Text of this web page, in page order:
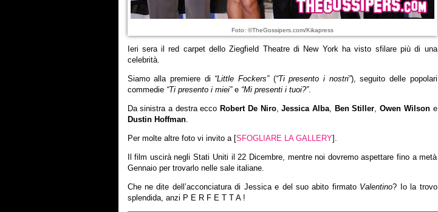
Foto: ©TheGossipers.com/Kikapress
Ieri sera il red carpet dello Ziegfield Theatre di New York ha visto sfilare più di una
celebrità.
Siamo alla premiere di “Little Fockers”(“Ti presento i nostri”), seguito delle popolari
commedie “Ti presento i miei”e “Mi presenti i tuoi?”.
Da sinistra a destra ecco Robert De Niro,Jessica Alba, Ben Stiller,Owen Wilsone
Dustin Hoffman.
Per molte altre foto vi invito a [SFOGLIARE LA GALLERY].
Il film uscirà negli Stati Uniti il 22 Dicembre, mentre noi dovremo aspettare fino a metà
Gennaio per trovarlo nelle sale italiane.
Che ne dite dell’acconciatura di Jessica e del suo abito firmato Valentino? Io la trovo
splendida, anzi P E R F E T T A !